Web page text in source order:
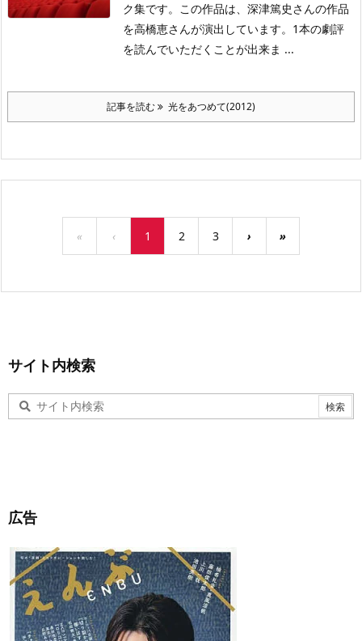
ク集です。この作品は、深津篤史さんの作品
を高橋恵さんが演出しています。1本の劇評
を読んでいただくことが出来ま ...
記事を読む 光をあつめて(2012)
« ‹ 1 2 3 › »
サイト内検索
広告